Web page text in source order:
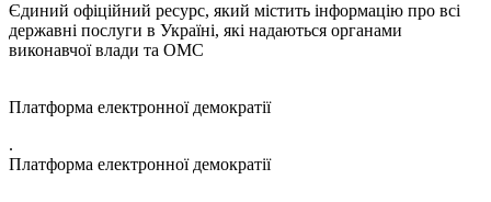
Єдиний офіційний ресурс, який містить інформацію про всі
державні послуги в Україні, які надаються органами
виконавчої влади та ОМС
Платформа електронної демократії
.
Платформа електронної демократії